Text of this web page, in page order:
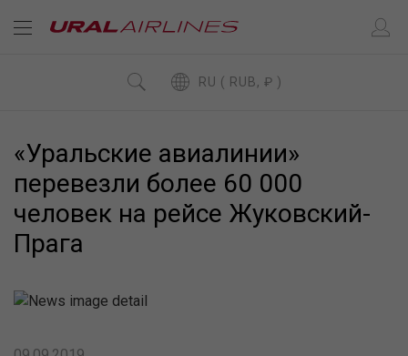
RU ( RUB, ₽ )
«Уральские авиалинии»
перевезли более 60 000
человек на рейсе Жуковский-
Прага